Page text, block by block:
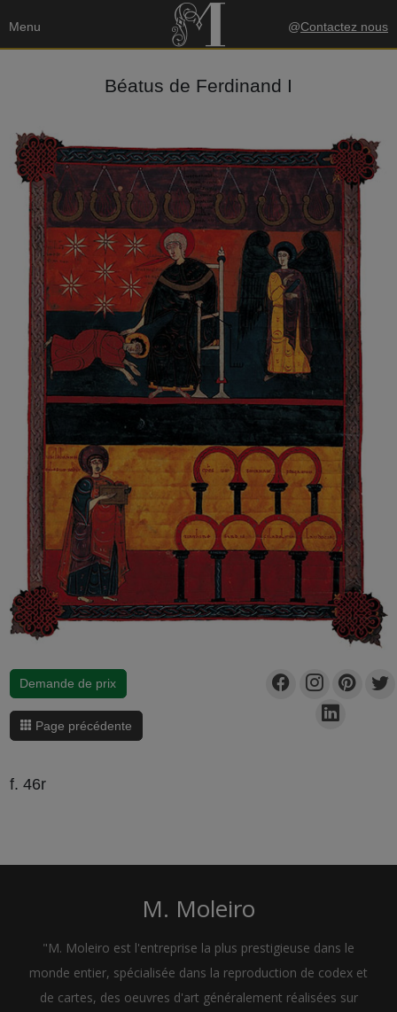
Menu @Contactez nous
Béatus de Ferdinand I
Demande de prix
Page précédente
f. 46r
M. Moleiro
"M. Moleiro est l'entreprise la plus prestigieuse dans le
monde entier, spécialisée dans la reproduction de codex et
de cartes, des oeuvres d'art généralement réalisées sur